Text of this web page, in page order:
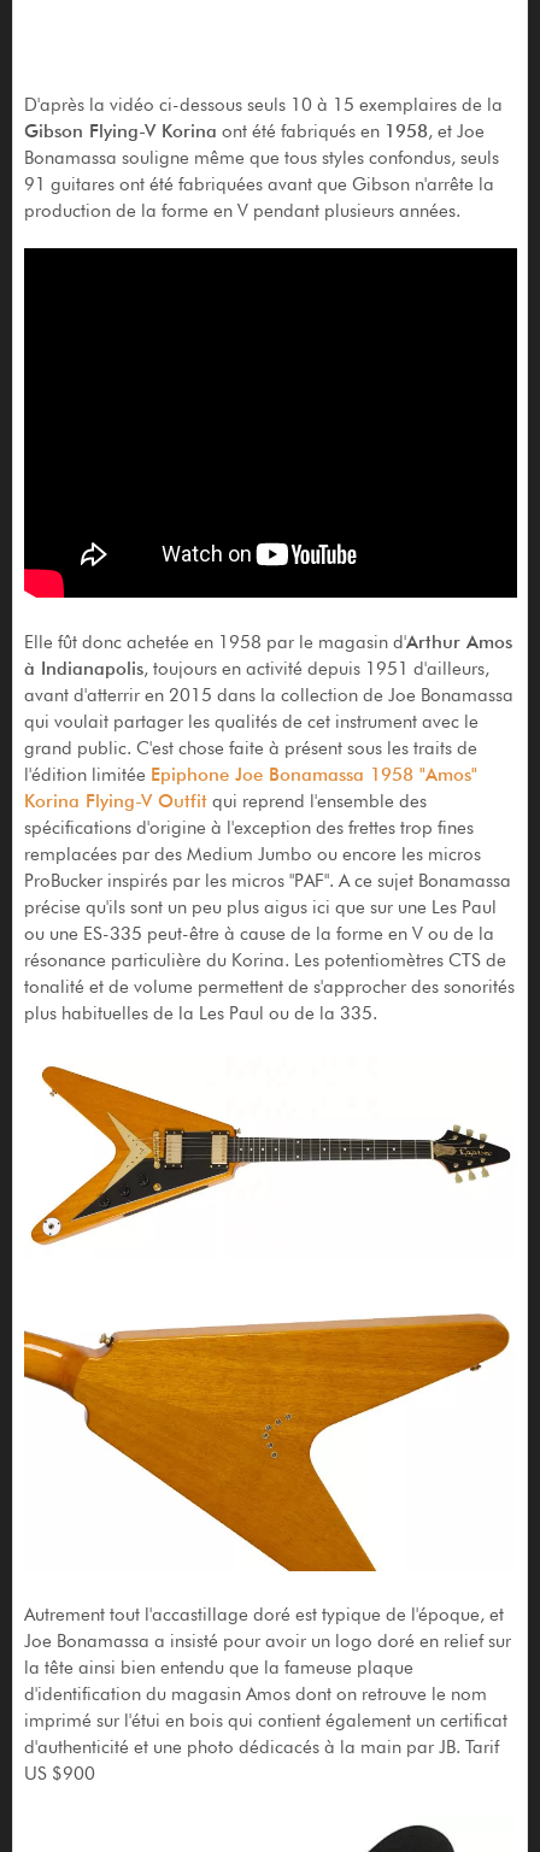
D'après la vidéo ci-dessous seuls 10 à 15 exemplaires de la
Gibson Flying-V Korina ont été fabriqués en 1958, et Joe
Bonamassa souligne même que tous styles confondus, seuls
91 guitares ont été fabriquées avant que Gibson n'arrête la
production de la forme en V pendant plusieurs années.
Elle fût donc achetée en 1958 par le magasin d'Arthur Amos
à Indianapolis, toujours en activité depuis 1951 d'ailleurs,
avant d'atterrir en 2015 dans la collection de Joe Bonamassa
qui voulait partager les qualités de cet instrument avec le
grand public. C'est chose faite à présent sous les traits de
l'édition limitée Epiphone Joe Bonamassa 1958 "Amos"
Korina Flying-V Outfitqui reprend l'ensemble des
spécifications d'origine à l'exception des frettes trop fines
remplacées par des Medium Jumbo ou encore les micros
ProBucker inspirés par les micros "PAF". A ce sujet Bonamassa
précise qu'ils sont un peu plus aigus ici que sur une Les Paul
ou une ES-335 peut-être à cause de la forme en V ou de la
résonance particulière du Korina. Les potentiomètres CTS de
tonalité et de volume permettent de s'approcher des sonorités
plus habituelles de la Les Paul ou de la 335.
Autrement tout l'accastillage doré est typique de l'époque, et
Joe Bonamassa a insisté pour avoir un logo doré en relief sur
la tête ainsi bien entendu que la fameuse plaque
d'identification du magasin Amos dont on retrouve le nom
imprimé sur l'étui en bois qui contient également un certificat
d'authenticité et une photo dédicacés à la main par JB. Tarif
US $900